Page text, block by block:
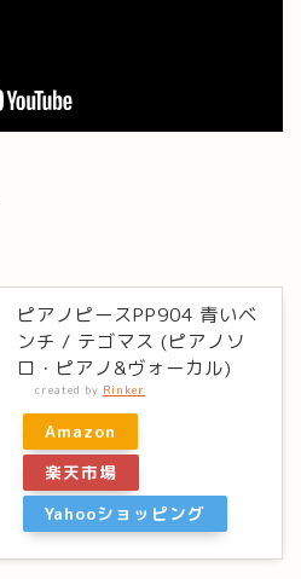
ピアノピースPP904 青いベ
ンチ / テゴマス (ピアノソ
ロ・ピアノ&ヴォーカル)
created by Rinker
Amazon
楽天市場
Yahooショッピング